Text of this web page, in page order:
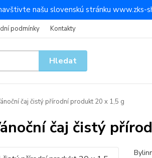
našu slovenskú stránku www.zks-
podmínky Kontakty
Hledat
čaj čistý přírodní produkt 20 x 1,5 g
čaj čistý